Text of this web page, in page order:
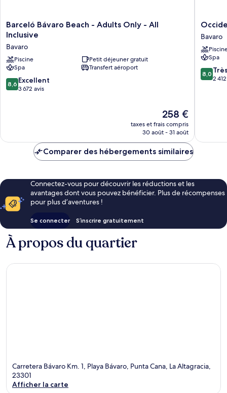
Barceló
Bávaro
-
Adults
Only
-
All
Barceló Bávaro Beach - Adults Only - All
Inclusive
Bavaro
Piscine
Petit déjeuner gratuit
Spa
Transfert aéroport
8.6
sur
8,6 Excellent
3 672 avis
Le
nouveau
prix
de
258 €
taxes et frais compris
30 août - 31 août
Punta
Cana
-
All
Inclusive
Bavaro
Bavaro
Spa
8.0
sur
8,0
2
Comparer des hébergements similaires
Connectez-vous pour découvrir les réductions et les
avantages dont vous pouvez bénéficier. Plus de récompenses
pour plus d’aventures !
Se connecter S’inscrire gratuitement
À propos du quartier
Carretera Bávaro Km. 1, Playa Bávaro, Punta Cana, La Altagracia,
23301
Afficher la carte